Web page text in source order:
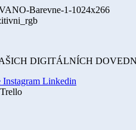
DIGITÁLNÍCH
Instagram Linkedin